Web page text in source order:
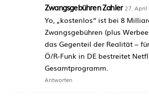
Zwangsgebühren Zahler 27. April
Yo, „kostenlos“ ist bei 8
Zwangsgebühren (plus
das Gegenteil der Realität –
Ö/R-Funk in DE bestreitet
Gesamtprogramm.
Antworten